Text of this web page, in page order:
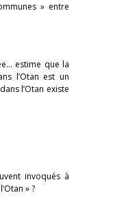
» entre
estime que la
l’Otan est un
l’Otan existe
invoqués à
» ?